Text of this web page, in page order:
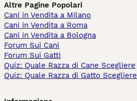
Altre Pagine Popolari
Cani in Vendita a Milano
Cani in Vendita a Roma
Cani in Vendita a Bologna
Forum Sui Cani
Forum Sui Gatti
Quiz: Quale Razza di Cane Scegliere
Quiz: Quale Razza di Gatto Scegliere